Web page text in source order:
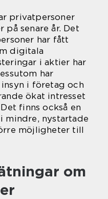
privatpersoner
på senare år. Det
har fått
digitala
i aktier har
har
i företag och
ökat intresset
finns också en
mindre, nystartade
möjligheter till
om